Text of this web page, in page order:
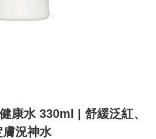
康水 330ml | 舒緩泛紅、
況神水